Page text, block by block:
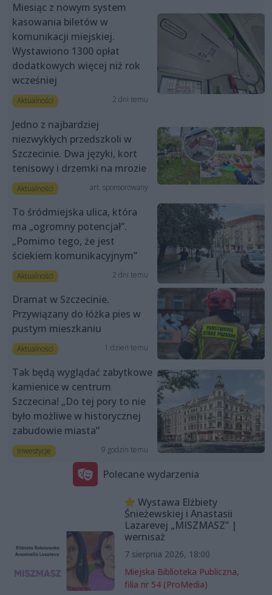
Miesiąc z nowym system
kasowania biletów w
komunikacji miejskiej.
Wystawiono 1300 opłat
dodatkowych więcej niż rok
wcześniej
Aktualności 2 dni temu
Jedno z najbardziej
niezwykłych przedszkoli w
Szczecinie. Dwa języki, kort
tenisowy i drzemki na mrozie
Aktualności art. sponsorowany
To śródmiejska ulica, która
ma „ogromny potencjał”.
„Pomimo tego, że jest
ściekiem komunikacyjnym”
Aktualności 2 dni temu
Dramat w Szczecinie.
Przywiązany do łóżka pies w
pustym mieszkaniu
Aktualności 1 dzień temu
Tak będą wyglądać zabytkowe
kamienice w centrum
Szczecina! „Do tej pory to nie
było możliwe w historycznej
zabudowie miasta”
Inwestycje 9 godzin temu
Polecane wydarzenia
Wystawa Elżbiety
Śnieżewskiej i Anastasii
Lazarevej „MISZMASZ” |
wernisaż
7 sierpnia 2026, 18:00
Miejska Biblioteka Publiczna,
filia nr 54 (ProMedia)